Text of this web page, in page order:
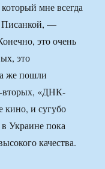
мне всегда
Писанкой, —
это очень
это
же пошли
вторых, «ДНК-
кино, и сугубо
Украине пока
качества.